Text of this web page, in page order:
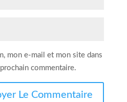
mon e-mail et mon site dans
commentaire.